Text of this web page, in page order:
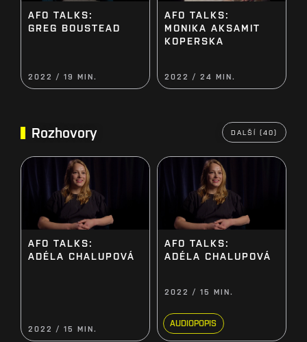
AFO TALKS:
GREG BOUSTEAD
2022 / 19 MIN.
AFO TALKS:
MONIKA AKSAMIT
KOPERSKA
2022 / 24 MIN.
Rozhovory DALŠÍ (40)
AFO TALKS:
ADÉLA CHALUPOVÁ
2022 / 15 MIN.
AFO TALKS:
ADÉLA CHALUPOVÁ
2022 / 15 MIN.
AUDIOPOPIS